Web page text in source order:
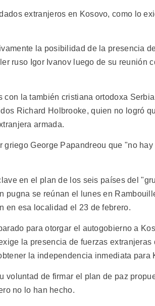
extranjeros en Kosovo, como lo
la posibilidad de la presencia
ruso Igor Ivanov luego de su reunión
la también cristiana ortodoxa
Richard Holbrooke, quien no logró
armada.
George Papandreou que "no hay
en el plan de los seis países del
pugna se reúnan el lunes en
en esa localidad el 23 de febrero.
para otorgar el autogobierno a
la presencia de fuerzas extranjeras
la independencia inmediata para
voluntad de firmar el plan de paz
no lo han hecho.